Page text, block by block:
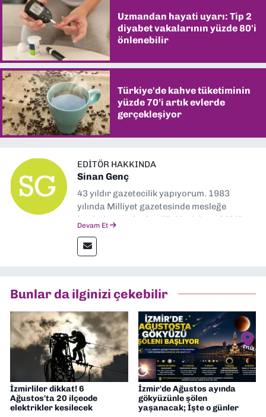
Uzmandan hayati uyarı: Tip 2
diyabet vakalarının yüzde 80'i
önlenebilir
Türkiye'de kahve tüketiminin
yüzde 70’i artık evlerde
gerçekleşiyor
EDITÖR HAKKINDA
Sinan Genç
43 yıldır gazetecilik yapıyorum. 1983
yılında Milliyet gazetesinde mesleğe
başladım. Ardından Türkiye’nin en köklü
muhabir, editör, müdür yardımcısı ve spor
müdürü olarak görev yaptım. Ayrıca Yeni
Gazetesi'nde editörlük yapıyorum
Devam Et
Bunlar da ilginizi çekebilir
İzmirliler dikkat! 6
Ağustos'ta 20 ilçeode
elektrikler kesilecek
İzmir'de Ağustos ayında
gökyüzünle şölen
yaşanacak; İşte o günler